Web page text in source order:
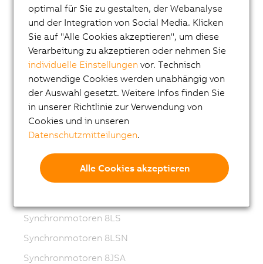
ACOPOSmotor
Frequenzumrichter (VFD)
Synchronmotoren 8LS-4
Synchronmotoren 8MS-4
ACOPOSmotor Compact
Servomotoren 8WSA
Getriebemotoren 8WSB
Synchronmotoren 8LVA
Getriebemotoren 8LVB
Synchronmotoren 8LS
Synchronmotoren 8LSN
Synchronmotoren 8JSA
optimal für Sie zu gestalten, der Webanalyse
und der Integration von Social Media. Klicken
Sie auf "Alle Cookies akzeptieren", um diese
Verarbeitung zu akzeptieren oder nehmen Sie
individuelle Einstellungen vor. Technisch
notwendige Cookies werden unabhängig von
der Auswahl gesetzt. Weitere Infos finden Sie
in unserer Richtlinie zur Verwendung von
Cookies und in unseren
Datenschutzmitteilungen.
Alle Cookies akzeptieren